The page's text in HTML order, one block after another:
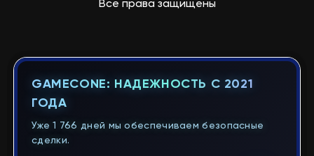
Все права защищены
GAMECONE: НАДЕЖНОСТЬ С 2021
ГОДА
Уже 1 766 дней мы обеспечиваем безопасные
сделки.